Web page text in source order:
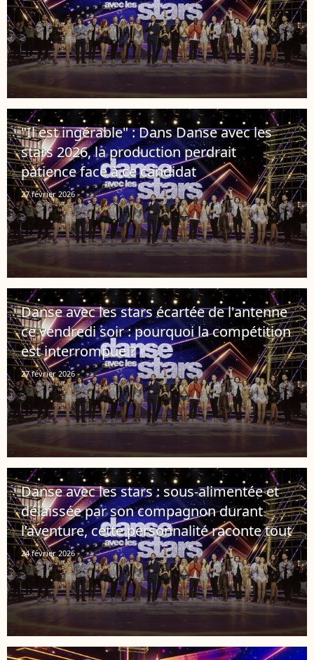
"Il est ingérable" : Dans Danse avec les
stars 2026, la production perdrait
patience face à ce candidat
27 février 2026
Danse avec les stars écartée de l'antenne
ce vendredi soir : pourquoi la compétition
est interrompue ?
27 février 2026
Danse avec les stars : sous-alimentée et
délaissée par son compagnon durant
l’aventure, cette personnalité raconte tout
24 février 2026